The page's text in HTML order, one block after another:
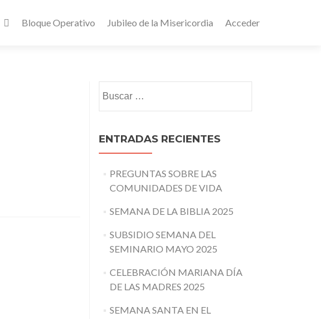
Bloque Operativo Jubileo de la Misericordia Acceder
ENTRADAS RECIENTES
PREGUNTAS SOBRE LAS
COMUNIDADES DE VIDA
SEMANA DE LA BIBLIA 2025
SUBSIDIO SEMANA DEL
SEMINARIO MAYO 2025
CELEBRACIÓN MARIANA DÍA
DE LAS MADRES 2025
SEMANA SANTA EN EL